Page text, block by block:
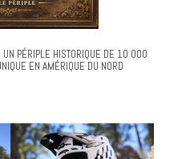
PÉRIPLE HISTORIQUE DE 10 000
EN AMÉRIQUE DU NORD